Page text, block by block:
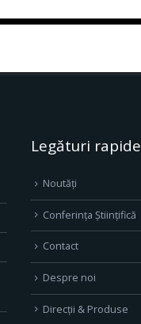
Legături rapide
Noutăți
Conferința Științifică
Contact
Despre noi
Direcţii & Produse